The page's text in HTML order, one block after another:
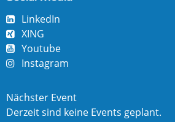
LinkedIn
XING
Youtube
Instagram
Nächster Event
Derzeit sind keine Events geplant.